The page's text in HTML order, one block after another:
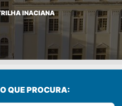
INACIANA
QUE PROCURA: